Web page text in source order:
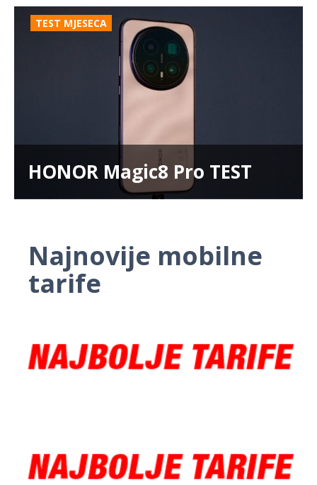
TEST MJESECA
HONOR Magic8 Pro TEST
Najnovije mobilne
tarife